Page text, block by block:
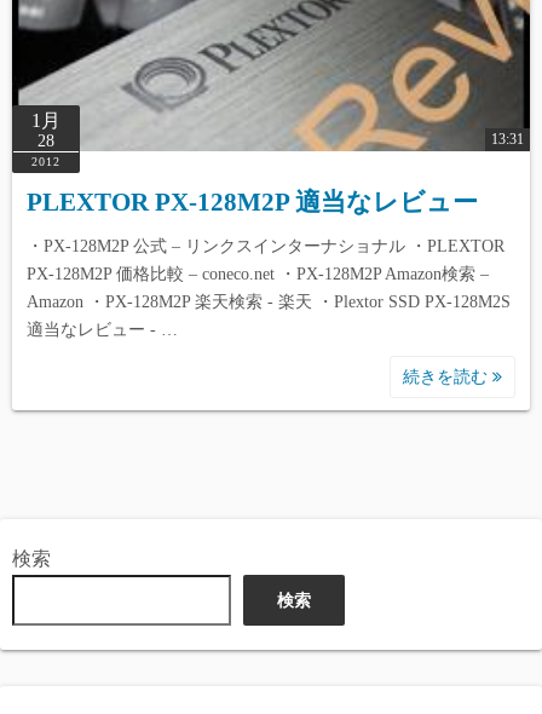
1月
28
2012
13:31
PLEXTOR PX-128M2P 適当なレビュー
・PX-128M2P 公式 – リンクスインターナショナル ・PLEXTOR
PX-128M2P 価格比較 – coneco.net ・PX-128M2P Amazon検索 –
Amazon ・PX-128M2P 楽天検索 - 楽天 ・Plextor SSD PX-128M2S
適当なレビュー - …
続きを読む
検索
検索